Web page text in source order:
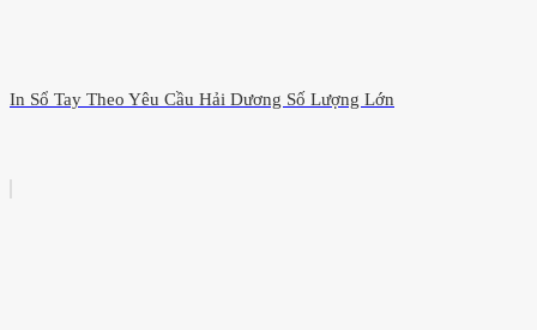
In Sổ Tay Theo Yêu Cầu Hải Dương Số Lượng Lớn